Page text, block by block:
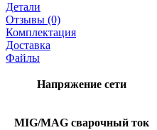
Детали
Отзывы (0)
Комплектация
Доставка
Файлы
Напряжение сети
MIG/MAG cварочный ток